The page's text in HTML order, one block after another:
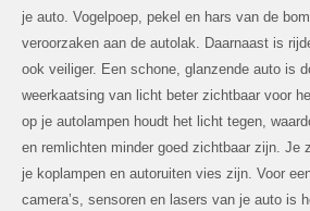
je auto. Vogelpoep, pekel en hars van de
veroorzaken aan de autolak. Daarnaast is
ook veiliger. Een schone, glanzende auto is
weerkaatsing van licht beter zichtbaar voor
op je autolampen houdt het licht tegen,
en remlichten minder goed zichtbaar zijn. Je
je koplampen en autoruiten vies zijn. Voor
camera’s, sensoren en lasers van je auto is